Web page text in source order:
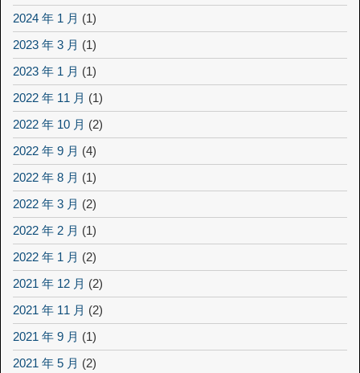
2024 年 1 月 (1)
2023 年 3 月 (1)
2023 年 1 月 (1)
2022 年 11 月 (1)
2022 年 10 月 (2)
2022 年 9 月 (4)
2022 年 8 月 (1)
2022 年 3 月 (2)
2022 年 2 月 (1)
2022 年 1 月 (2)
2021 年 12 月 (2)
2021 年 11 月 (2)
2021 年 9 月 (1)
2021 年 5 月 (2)